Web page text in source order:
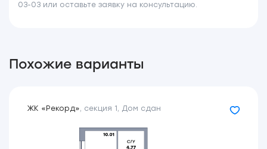
03-03 или оставьте заявку на консультацию.
Похожие варианты
ЖК «Рекорд», секция 1 , Дом сдан